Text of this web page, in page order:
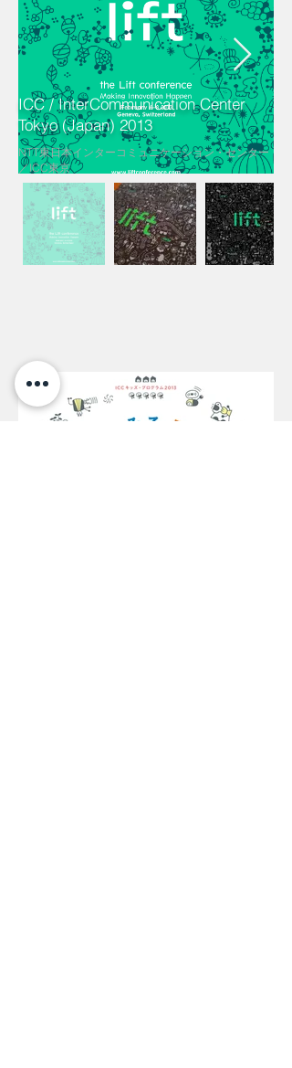
ICC / InterCommunication Center
Tokyo (Japan) 2013
NTT東日本インターコミュニケーション・センター
／ICC東京